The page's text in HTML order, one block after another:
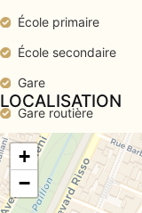
École primaire
École secondaire
Gare
Gare routière
Médecin
Piscine publique
Port
LOCALISATION
+
−